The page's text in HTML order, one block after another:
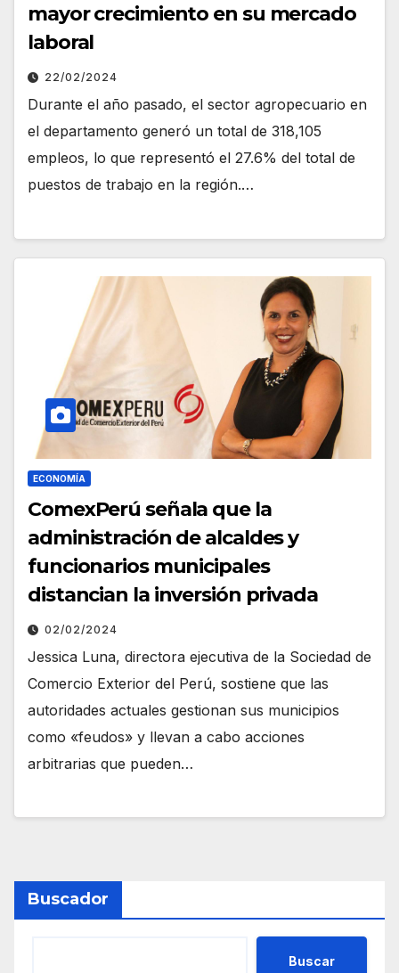
mayor crecimiento en su mercado
laboral
22/02/2024
Durante el año pasado, el sector agropecuario en
el departamento generó un total de 318,105
empleos, lo que representó el 27.6% del total de
puestos de trabajo en la región.…
ECONOMÍA
ComexPerú señala que la
administración de alcaldes y
funcionarios municipales
distancian la inversión privada
02/02/2024
Jessica Luna, directora ejecutiva de la Sociedad de
Comercio Exterior del Perú, sostiene que las
autoridades actuales gestionan sus municipios
como «feudos» y llevan a cabo acciones
arbitrarias que pueden…
Buscador
Buscar